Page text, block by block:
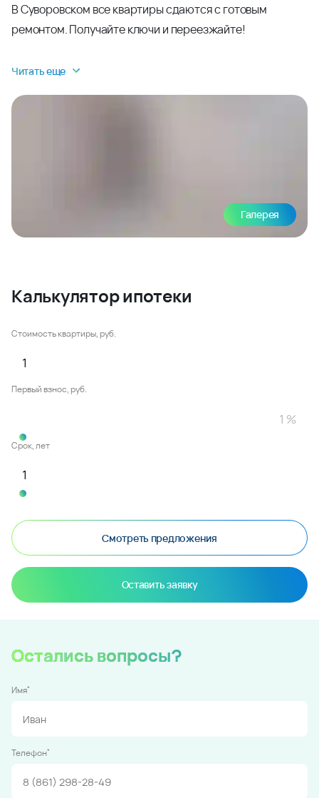
В Суворовском все квартиры сдаются с готовым
ремонтом. Получайте ключи и переезжайте!
Читать еще
Галерея
Калькулятор ипотеки
Стоимость квартиры, руб.
Первый взнос, руб.
Срок, лет
Смотреть предложения
Оставить заявку
Остались вопросы?
Имя*
Телефон*